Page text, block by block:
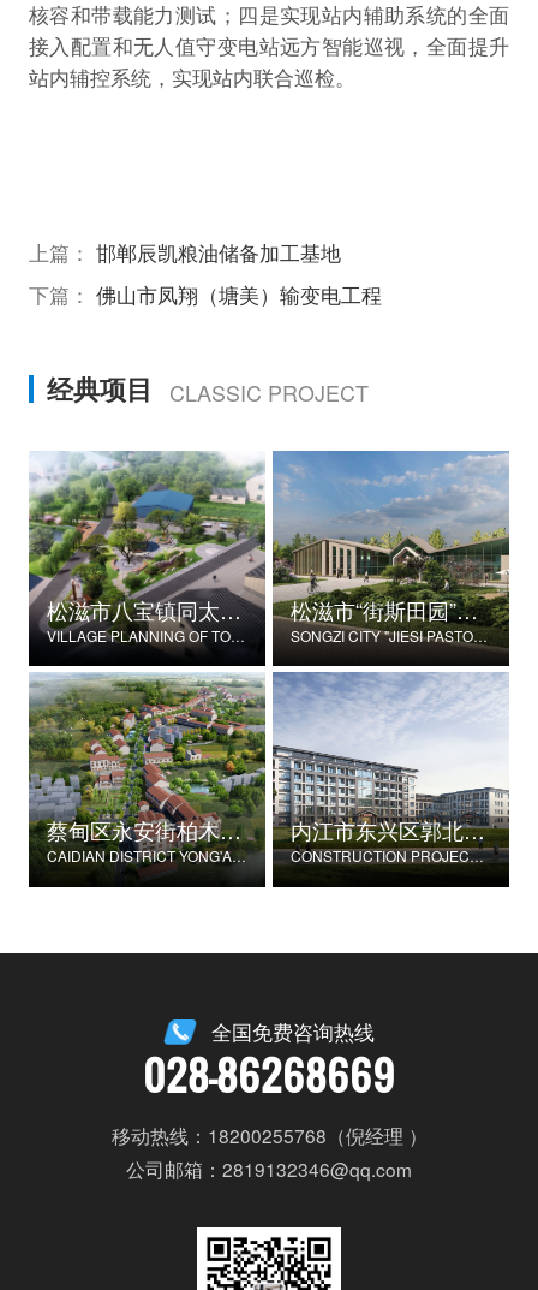
核容和带载能力测试；四是实现站内辅助系统的全面
接入配置和无人值守变电站远方智能巡视，全面提升
站内辅控系统，实现站内联合巡检。
上篇： 邯郸辰凯粮油储备加工基地
下篇： 佛山市凤翔（塘美）输变电工程
经典项目 CLASSIC PROJECT
松滋市八宝镇同太湖村村庄规划
VILLAGE PLANNING OF TONGTAIHU VILLAGE, BABAO TOWN, SONGZI CITY
松滋市“街斯田园”美丽乡村示范片建设项目
SONGZI CITY "JIESI PASTORAL" BEAUTIFUL RURAL DEMONSTRATION FILM CONSTRUCTION PROJECT
蔡甸区永安街柏木村郭家庄湾省级美丽乡村试点建设项目
CAIDIAN DISTRICT YONG'AN STREET CYPRESS VILLAGE GUOJIAZHUANG BAY PROVINCIAL BEAUTIFUL VILLAGE PILOT CONSTRUCTION PROJECT
内江市东兴区郭北养老服务中心建设项目
CONSTRUCTION PROJECT OF GUOBEI ELDERLY SERVICE CENTER IN DONGXING DISTRICT, NEIJIANG CITY
全国免费咨询热线
028-86268669
移动热线：18200255768（倪经理 ）
公司邮箱：2819132346@qq.com